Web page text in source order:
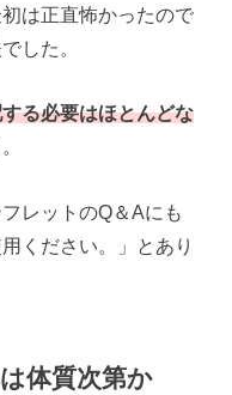
は正直怖かったので
した。
る必要はほとんどな
レットのQ＆Aにも
ください。」とあり
体質次第か